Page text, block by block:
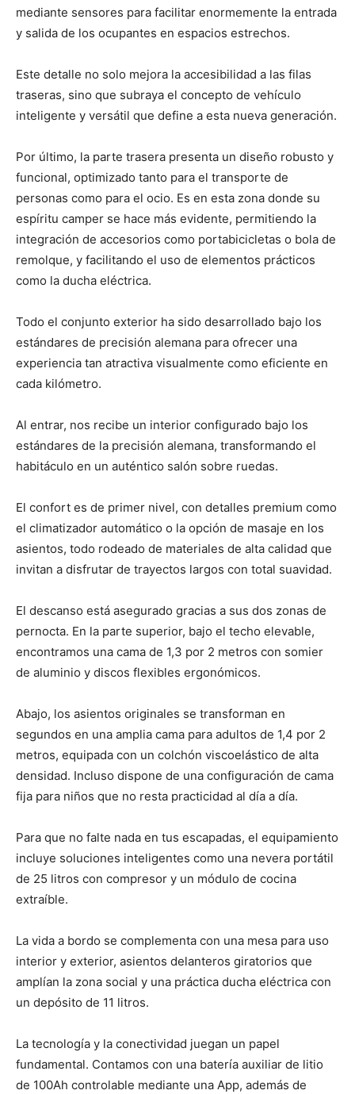
mediante sensores para facilitar enormemente la entrada
y salida de los ocupantes en espacios estrechos.
Este detalle no solo mejora la accesibilidad a las filas
traseras, sino que subraya el concepto de vehículo
inteligente y versátil que define a esta nueva generación.
Por último, la parte trasera presenta un diseño robusto y
funcional, optimizado tanto para el transporte de
personas como para el ocio. Es en esta zona donde su
espíritu camper se hace más evidente, permitiendo la
integración de accesorios como portabicicletas o bola de
remolque, y facilitando el uso de elementos prácticos
como la ducha eléctrica.
Todo el conjunto exterior ha sido desarrollado bajo los
estándares de precisión alemana para ofrecer una
experiencia tan atractiva visualmente como eficiente en
cada kilómetro.
Al entrar, nos recibe un interior configurado bajo los
estándares de la precisión alemana, transformando el
habitáculo en un auténtico salón sobre ruedas.
El confort es de primer nivel, con detalles premium como
el climatizador automático o la opción de masaje en los
asientos, todo rodeado de materiales de alta calidad que
invitan a disfrutar de trayectos largos con total suavidad.
El descanso está asegurado gracias a sus dos zonas de
pernocta. En la parte superior, bajo el techo elevable,
encontramos una cama de 1,3 por 2 metros con somier
de aluminio y discos flexibles ergonómicos.
Abajo, los asientos originales se transforman en
segundos en una amplia cama para adultos de 1,4 por 2
metros, equipada con un colchón viscoelástico de alta
densidad. Incluso dispone de una configuración de cama
fija para niños que no resta practicidad al día a día.
Para que no falte nada en tus escapadas, el equipamiento
incluye soluciones inteligentes como una nevera portátil
de 25 litros con compresor y un módulo de cocina
extraíble.
La vida a bordo se complementa con una mesa para uso
interior y exterior, asientos delanteros giratorios que
amplían la zona social y una práctica ducha eléctrica con
un depósito de 11 litros.
La tecnología y la conectividad juegan un papel
fundamental. Contamos con una batería auxiliar de litio
de 100Ah controlable mediante una App, además de